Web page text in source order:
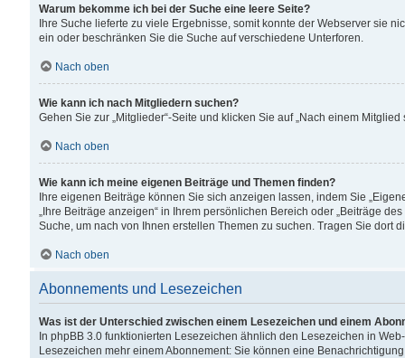
Warum bekomme ich bei der Suche eine leere Seite?
Ihre Suche lieferte zu viele Ergebnisse, somit konnte der Webserver sie
ein oder beschränken Sie die Suche auf verschiedene Unterforen.
Nach oben
Wie kann ich nach Mitgliedern suchen?
Gehen Sie zur „Mitglieder“-Seite und klicken Sie auf „Nach einem Mitglied
Nach oben
Wie kann ich meine eigenen Beiträge und Themen finden?
Ihre eigenen Beiträge können Sie sich anzeigen lassen, indem Sie
„Ihre Beiträge anzeigen“ in Ihrem persönlichen Bereich oder „Beiträge
Suche, um nach von Ihnen erstellen Themen zu suchen. Tragen Sie dort
Nach oben
Abonnements und Lesezeichen
Was ist der Unterschied zwischen einem Lesezeichen und einem
In phpBB 3.0 funktionierten Lesezeichen ähnlich den Lesezeichen in
Lesezeichen mehr einem Abonnement: Sie können eine